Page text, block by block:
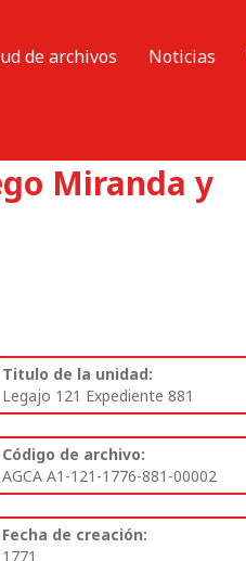
de archivos Noticias
Miranda y
Titulo de la unidad:
Legajo 121 Expediente 881
Código de archivo:
AGCA A1-121-1776-881-00002
Fecha de creación:
1771